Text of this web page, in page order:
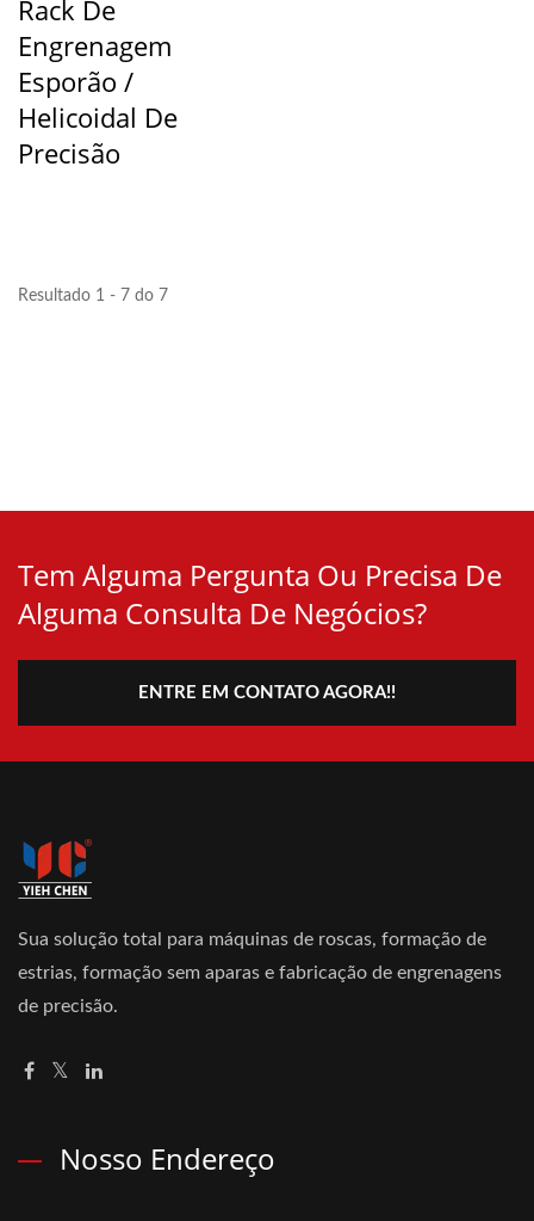
Rack De
Engrenagem
Esporão /
Helicoidal De
Precisão
Resultado 1 - 7 do 7
Tem Alguma Pergunta Ou Precisa De
Alguma Consulta De Negócios?
ENTRE EM CONTATO AGORA!!
Sua solução total para máquinas de roscas, formação de
estrias, formação sem aparas e fabricação de engrenagens
de precisão.
Nosso Endereço